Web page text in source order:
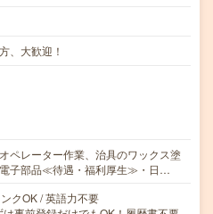
、大歓迎！
ペレーター作業、治具のワックス塗
電子部品≪待遇・福利厚生≫・日…
クOK / 英語力不要